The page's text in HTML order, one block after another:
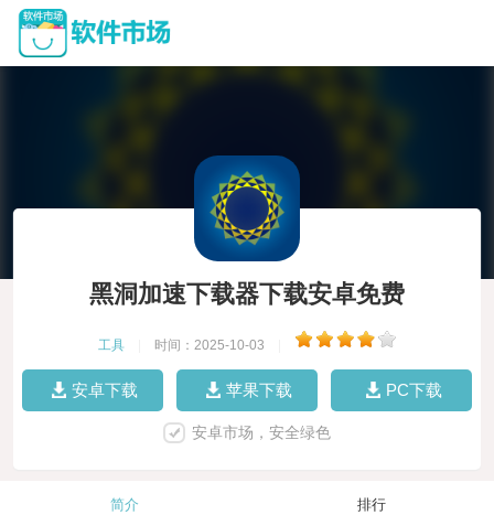
黑洞加速下载器下载安卓免费
工具 时间：2025-10-03
安卓下载 苹果下载 PC下载
安卓市场，安全绿色
简介 排行